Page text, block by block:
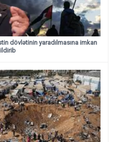
dövlətinin yaradılmasına imkan